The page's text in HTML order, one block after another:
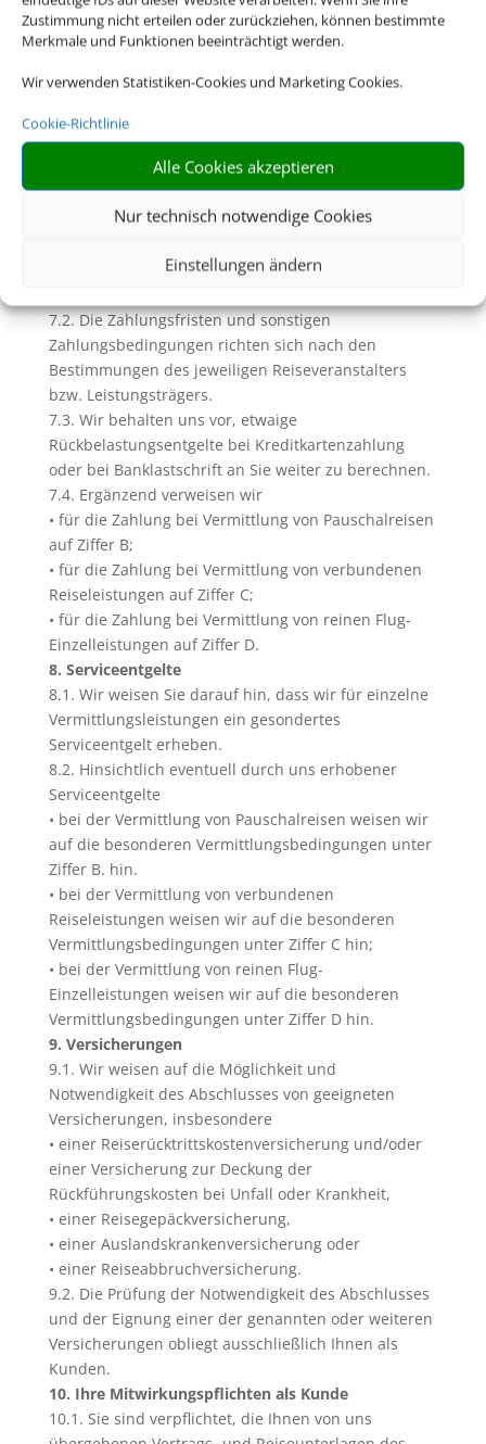
Zustimmung nicht erteilen oder zurückziehen, können bestimmte
Merkmale und Funktionen beeinträchtigt werden.
Wir verwenden Statistiken-Cookies und Marketing Cookies.
Cookie-Richtlinie
Alle Cookies akzeptieren
Nur technisch notwendige Cookies
Einstellungen ändern
Buchung“). Hier erheben wir ggfs. eigene
Servicegebühren oder Bearbeitungsentgelte (siehe
7. Zahlungen und Inkasso
7.1. Soweit wir (Reise-) Leistungen in Gestalt einer
Pauschalreise, verbundenen Reiseleistung oder
Einzelleistung in Rechnung stellen und
diesbezügliche Zahlungen einziehen, geschieht dies
im Namen und für Rechnung des jeweiligen
bleiben davon die Rechte zur Einziehung uns
7.2. Die Zahlungsfristen und sonstigen
Zahlungsbedingungen richten sich nach den
Bestimmungen des jeweiligen Reiseveranstalters
bzw. Leistungsträgers.
7.3. Wir behalten uns vor, etwaige
Rückbelastungsentgelte bei Kreditkartenzahlung
oder bei Banklastschrift an Sie weiter zu berechnen.
7.4. Ergänzend verweisen wir
• für die Zahlung bei Vermittlung von Pauschalreisen
auf Ziffer B;
• für die Zahlung bei Vermittlung von verbundenen
Reiseleistungen auf Ziffer C;
• für die Zahlung bei Vermittlung von reinen Flug-
Einzelleistungen auf Ziffer D.
8. Serviceentgelte
8.1. Wir weisen Sie darauf hin, dass wir für einzelne
Vermittlungsleistungen ein gesondertes
Serviceentgelt erheben.
8.2. Hinsichtlich eventuell durch uns erhobener
Serviceentgelte
• bei der Vermittlung von Pauschalreisen weisen wir
auf die besonderen Vermittlungsbedingungen unter
Ziffer B. hin.
• bei der Vermittlung von verbundenen
Reiseleistungen weisen wir auf die besonderen
Vermittlungsbedingungen unter Ziffer C hin;
• bei der Vermittlung von reinen Flug-
Einzelleistungen weisen wir auf die besonderen
Vermittlungsbedingungen unter Ziffer D hin.
9. Versicherungen
9.1. Wir weisen auf die Möglichkeit und
Notwendigkeit des Abschlusses von geeigneten
Versicherungen, insbesondere
• einer Reiserücktrittskostenversicherung und/oder
einer Versicherung zur Deckung der
Rückführungskosten bei Unfall oder Krankheit,
• einer Reisegepäckversicherung,
• einer Auslandskrankenversicherung oder
• einer Reiseabbruchversicherung.
9.2. Die Prüfung der Notwendigkeit des Abschlusses
und der Eignung einer der genannten oder weiteren
Versicherungen obliegt ausschließlich Ihnen als
Kunden.
10. Ihre Mitwirkungspflichten als Kunde
10.1. Sie sind verpflichtet, die Ihnen von uns